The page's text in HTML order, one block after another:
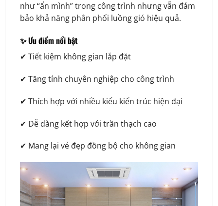
như “ẩn mình” trong công trình nhưng vẫn đảm
bảo khả năng phân phối luồng gió hiệu quả.
✨ Ưu điểm nổi bật
✔ Tiết kiệm không gian lắp đặt
✔ Tăng tính chuyên nghiệp cho công trình
✔ Thích hợp với nhiều kiểu kiến trúc hiện đại
✔ Dễ dàng kết hợp với trần thạch cao
✔ Mang lại vẻ đẹp đồng bộ cho không gian